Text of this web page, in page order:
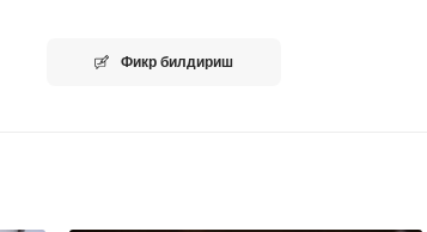
Фикр билдириш